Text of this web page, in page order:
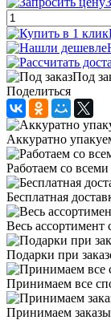
Под
Поделиться
Аккуратно
Работаем со
Бесплатная
Весь ассортимент
Подарки при
Принимаем все
Принимаем заказы